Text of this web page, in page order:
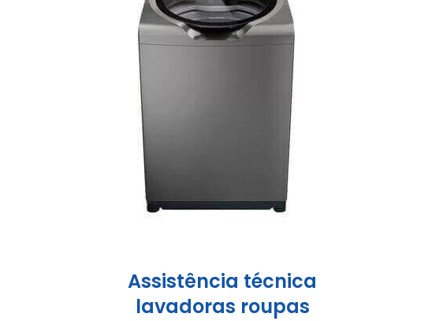
Assistência técnica
lavadoras roupas